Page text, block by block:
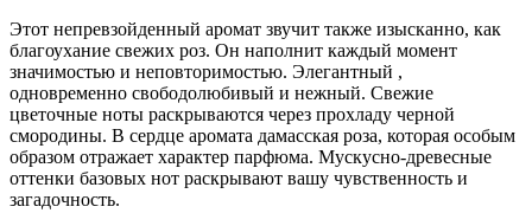
Этот непревзойденный аромат звучит также изысканно, как
благоухание свежих роз. Он наполнит каждый момент
значимостью и неповторимостью. Элегантный ,
одновременно свободолюбивый и нежный. Свежие
цветочные ноты раскрываются через прохладу черной
смородины. В сердце аромата дамасская роза, которая особым
образом отражает характер парфюма. Мускусно-древесные
оттенки базовых нот раскрывают вашу чувственность и
загадочность.